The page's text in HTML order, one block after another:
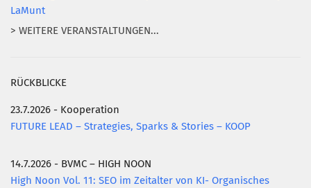
LaMunt
> WEITERE VERANSTALTUNGEN...
RÜCKBLICKE
23.7.2026 - Kooperation
FUTURE LEAD – Strategies, Sparks & Stories – KOOP
14.7.2026 - BVMC – HIGH NOON
High Noon Vol. 11: SEO im Zeitalter von KI- Organisches